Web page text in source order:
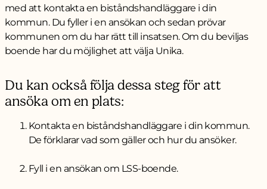
med att kontakta en biståndshandläggare i din
kommun. Du fyller i en ansökan och sedan prövar
kommunen om du har rätt till insatsen. Om du beviljas
boende har du möjlighet att välja Unika.
Du kan också följa dessa steg för att
ansöka om en plats:
Kontakta en biståndshandläggare i din kommun.
De förklarar vad som gäller och hur du ansöker.
Fyll i en ansökan om LSS-boende.